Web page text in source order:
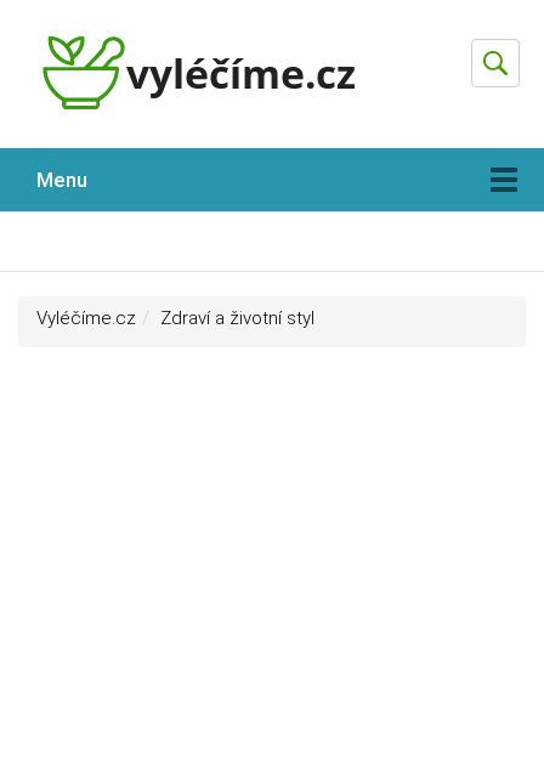
Hledat
Menu
Vyléčíme.cz Zdraví a životní styl